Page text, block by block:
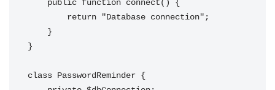
}
class PasswordReminder {